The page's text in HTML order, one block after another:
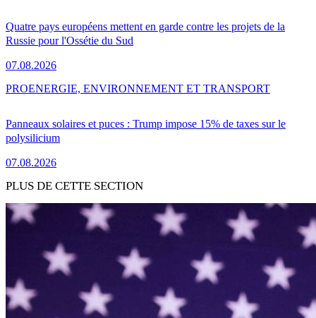
Quatre pays européens mettent en garde contre les projets de la
Russie pour l'Ossétie du Sud
07.08.2026
Panneaux solaires et puces : Trump impose 15% de taxes sur le
polysilicium
07.08.2026
PROENERGIE, ENVIRONNEMENT ET TRANSPORT
PLUS DE CETTE SECTION